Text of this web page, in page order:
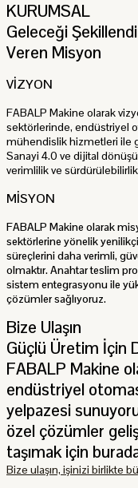
KURUMSAL
Geleceği
Veren Misyon
VİZYON
FABALP Makine olarak
sektörlerinde, endüstriyel
mühendislik hizmetleri ile
Sanayi 4.0 ve dijital
verimlilik ve
MİSYON
FABALP Makine olarak
sektörlerine yönelik
süreçlerini daha verimli,
olmaktır. Anahtar teslim
sistem entegrasyonu ile
çözümler sağlıyoruz.
Bize Ulaşın
Güçlü Üretim İçin
FABALP Makine
endüstriyel
yelpazesi
özel çözümler
taşımak için
Bize ulaşın, işinizi birlikte